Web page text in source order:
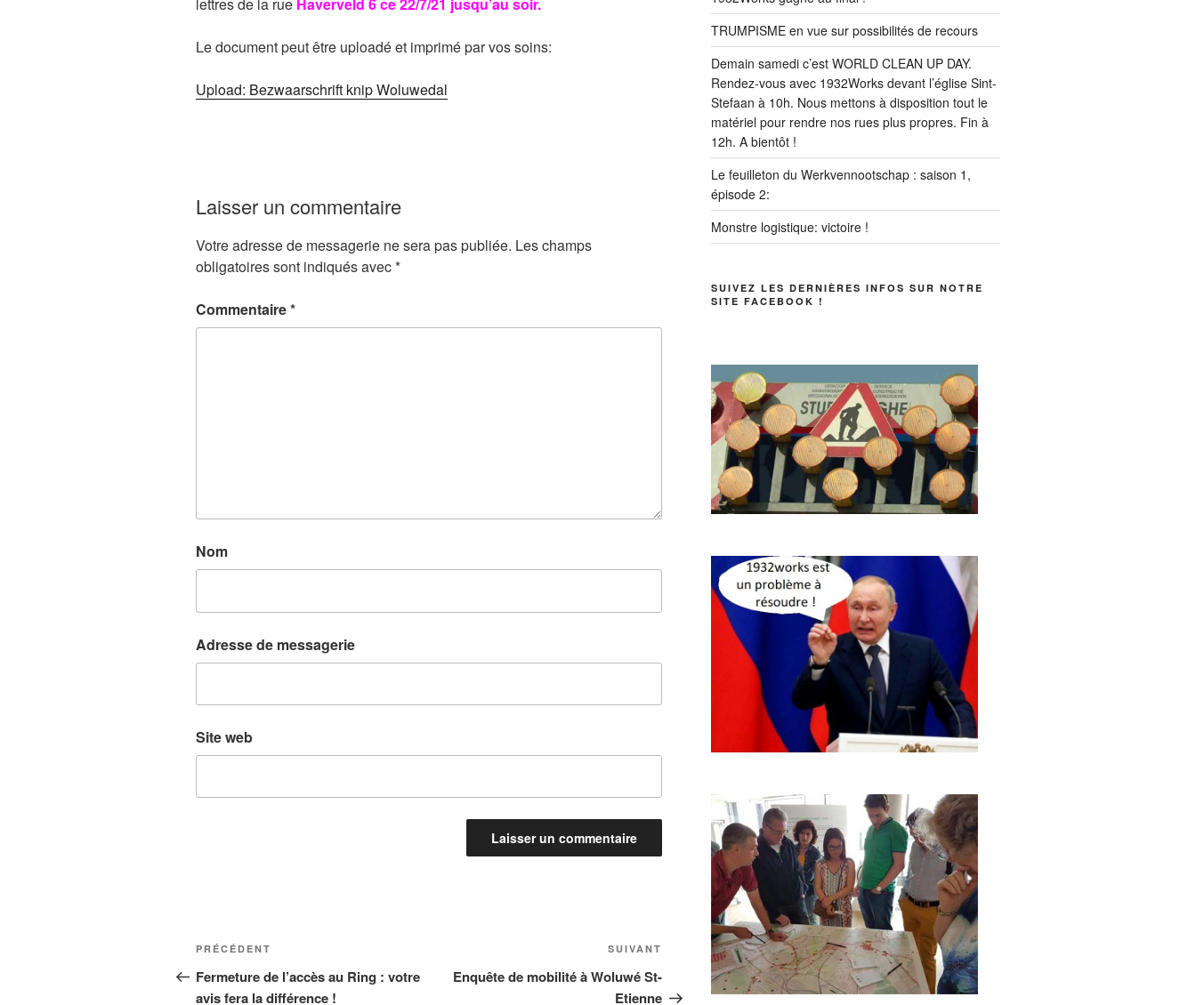
lettres de la rue Haverveld 6 ce 22/7/21 jusqu’au soir.
Le document peut être uploadé et imprimé par vos soins:
Upload: Bezwaarschrift knip Woluwedal
Laisser un commentaire
Votre adresse de messagerie ne sera pas publiée. Les champs
obligatoires sont indiqués avec*
Commentaire*
Nom
Adresse de messagerie
Site web
Navigation
de
Article
précédent
PRÉCÉDENT
Fermeture de l’accès au Ring : votre
avis fera la différence !
suivant
SUIVANT
Enquête de mobilité à Woluwé St-
Etienne
TRUMPISME en vue sur possibilités de recours
Demain samedi c’est WORLD CLEAN UP DAY.
Rendez-vous avec 1932Works devant l’église Sint-
Stefaan à 10h. Nous mettons à disposition tout le
matériel pour rendre nos rues plus propres. Fin à
12h. A bientôt !
Le feuilleton du Werkvennootschap : saison 1,
épisode 2:
Monstre logistique: victoire !
SUIVEZ LES DERNIÈRES INFOS SUR NOTRE
SITE FACEBOOK !